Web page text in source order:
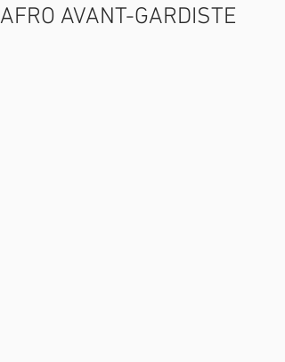
AFRO AVANT-GARDISTE